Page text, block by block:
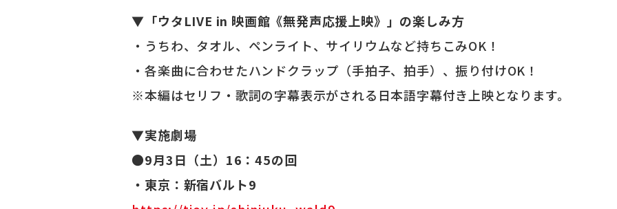
▼ 「ウタLIVE in 映画館《無発声応援上映》」の楽しみ方
・うちわ、タオル、ペンライト、サイリウムなど持ちこみOK！
・各楽曲に合わせたハンドクラップ（手拍子、拍手）、振り付けOK！
※本編はセリフ・歌詞の字幕表示がされる日本語字幕付き上映となります。
▼実施劇場
●9月3日（土）16：45の回
・東京：新宿バルト9